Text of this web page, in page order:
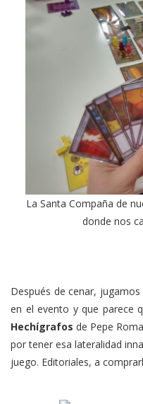
La Santa Compaña de
donde nos
Después de cenar,
en el evento y que parece
Hechígrafos de Pepe
por tener esa lateralidad
juego. Editoriales, a